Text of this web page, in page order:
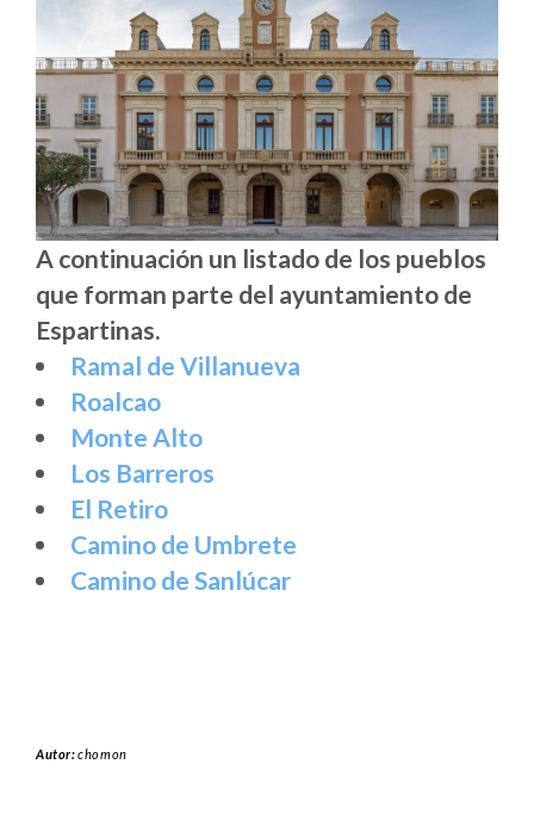
A continuación un listado de los pueblos
que forman parte del ayuntamiento de
Espartinas.
Ramal de Villanueva
Roalcao
Monte Alto
Los Barreros
El Retiro
Camino de Umbrete
Camino de Sanlúcar
Autor:chomon